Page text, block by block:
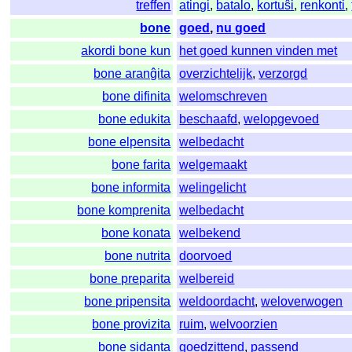
treffen
atingi, batalo, kortuŝi, renkonti,
bone
goed , nu goed
akordi bone kun
het goed kunnen vinden met
bone aranĝita
overzichtelijk,verzorgd
bone difinita
welomschreven
bone edukita
beschaafd,welopgevoed
bone elpensita
welbedacht
bone farita
welgemaakt
bone informita
welingelicht
bone komprenita
welbedacht
bone konata
welbekend
bone nutrita
doorvoed
bone preparita
welbereid
bone pripensita
weldoordacht,weloverwogen
bone provizita
ruim,welvoorzien
bone sidanta
goedzittend, passend